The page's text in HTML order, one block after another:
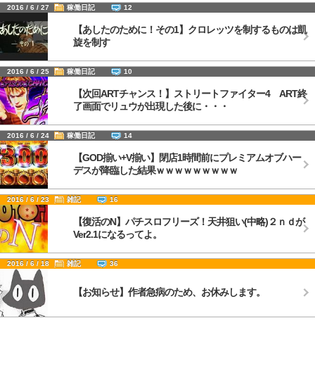
2016 / 6 / 27 稼働日記 12
【あしたのために！その1】クロレッツを制するものは凱
旋を制す
2016 / 6 / 25 稼働日記 10
【次回ARTチャンス！】ストリートファイター4 ART終
了画面でリュウが出現した後に・・・
2016 / 6 / 24 稼働日記 14
【GOD揃い+V揃い】閉店1時間前にプレミアムオブハー
デスが降臨した結果ｗｗｗｗｗｗｗｗｗ
2016 / 6 / 23 雑記 16
【復活のN】パチスロフリーズ！天井狙い(中略)２ｎｄが
Ver2.1になるってよ。
2016 / 6 / 18 雑記 36
【お知らせ】作者急病のため、お休みします。